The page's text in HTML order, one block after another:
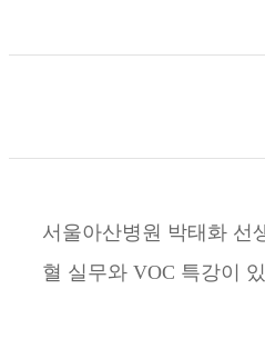
서울아산병원 박태화 선
혈 실무와 VOC 특강이